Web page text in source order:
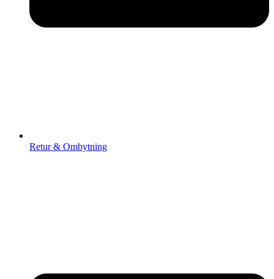
Retur & Ombytning